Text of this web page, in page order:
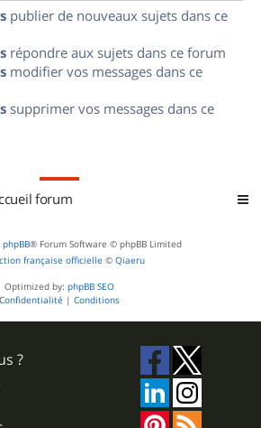
publier de nouveaux sujets dans ce
répondre aux sujets dans ce forum
modifier vos messages dans ce
supprimer vos messages dans ce
forum
phpBB® Forum Software © phpBB Limited
française officielle © Qiaeru
Optimized by: phpBB SEO
Confidentialité | Conditions
?